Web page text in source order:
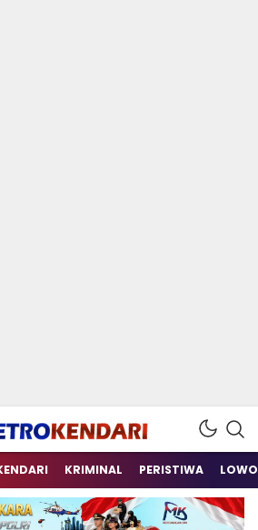
metrokendari
Sulawesi Tenggara
KRIMINAL PERISTIWA